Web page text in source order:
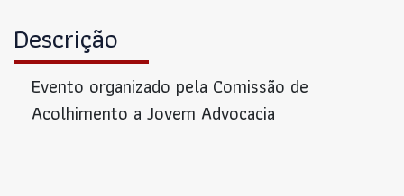
Descrição
Evento organizado pela Comissão de
Acolhimento a Jovem Advocacia